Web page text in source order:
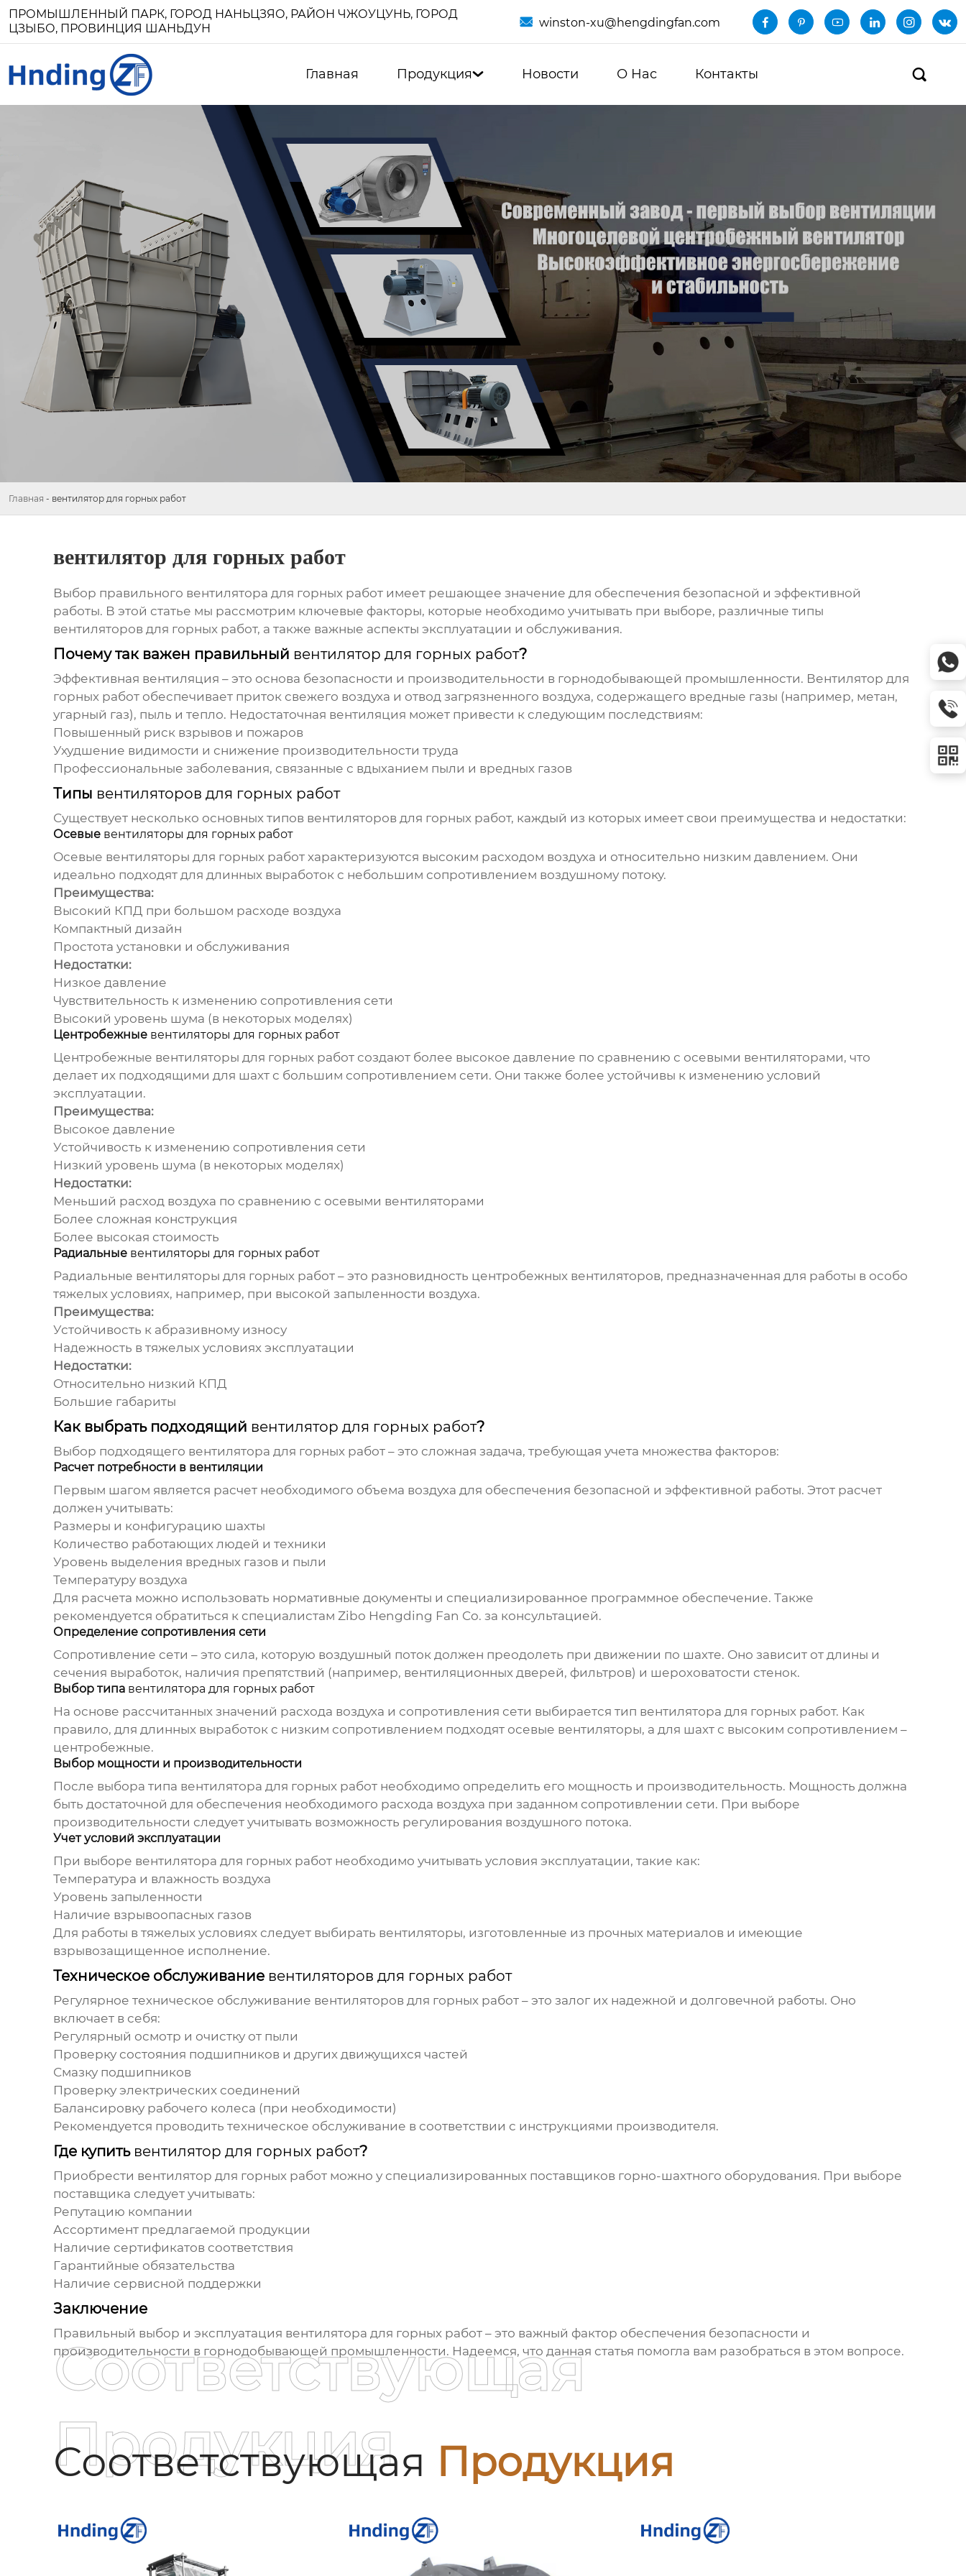
ПРОМЫШЛЕННЫЙ ПАРК, ГОРОД НАНЬЦЗЯО, РАЙОН ЧЖОУЦУНЬ, ГОРОД
ЦЗЫБО, ПРОВИНЦИЯ ШАНЬДУН
 winston-xu@hengdingfan.com      
Главная Продукция Новости О Нас Контакты 
Главная - вентилятор для горных работ
вентилятор для горных работ
Выбор правильного вентилятора для горных работимеет решающее значение для обеспечения безопасной и эффективной
работы. В этой статье мы рассмотрим ключевые факторы, которые необходимо учитывать при выборе, различные типы
вентиляторов для горных работ, а также важные аспекты эксплуатации и обслуживания.
Почему так важен правильный вентилятор для горных работ?
Эффективная вентиляция – это основа безопасности и производительности в горнодобывающей промышленности. Вентилятор для
горных работобеспечивает приток свежего воздуха и отвод загрязненного воздуха, содержащего вредные газы (например, метан,
угарный газ), пыль и тепло. Недостаточная вентиляция может привести к следующим последствиям:
Повышенный риск взрывов и пожаров
Ухудшение видимости и снижение производительности труда
Профессиональные заболевания, связанные с вдыханием пыли и вредных газов
Типы вентиляторов для горных работ
Существует несколько основных типов вентиляторов для горных работ, каждый из которых имеет свои преимущества и недостатки:
Осевые вентиляторы для горных работ
Осевые вентиляторы для горных работхарактеризуются высоким расходом воздуха и относительно низким давлением. Они
идеально подходят для длинных выработок с небольшим сопротивлением воздушному потоку.
Преимущества:
Высокий КПД при большом расходе воздуха
Компактный дизайн
Простота установки и обслуживания
Недостатки:
Низкое давление
Чувствительность к изменению сопротивления сети
Высокий уровень шума (в некоторых моделях)
Центробежные вентиляторы для горных работ
Центробежные вентиляторы для горных работсоздают более высокое давление по сравнению с осевыми вентиляторами, что
делает их подходящими для шахт с большим сопротивлением сети. Они также более устойчивы к изменению условий
эксплуатации.
Преимущества:
Высокое давление
Устойчивость к изменению сопротивления сети
Низкий уровень шума (в некоторых моделях)
Недостатки:
Меньший расход воздуха по сравнению с осевыми вентиляторами
Более сложная конструкция
Более высокая стоимость
Радиальные вентиляторы для горных работ
Радиальные вентиляторы для горных работ– это разновидность центробежных вентиляторов, предназначенная для работы в особо
тяжелых условиях, например, при высокой запыленности воздуха.
Преимущества:
Устойчивость к абразивному износу
Надежность в тяжелых условиях эксплуатации
Недостатки:
Относительно низкий КПД
Большие габариты
Как выбрать подходящий вентилятор для горных работ?
Выбор подходящего вентилятора для горных работ– это сложная задача, требующая учета множества факторов:
Расчет потребности в вентиляции
Первым шагом является расчет необходимого объема воздуха для обеспечения безопасной и эффективной работы. Этот расчет
должен учитывать:
Размеры и конфигурацию шахты
Количество работающих людей и техники
Уровень выделения вредных газов и пыли
Температуру воздуха
Для расчета можно использовать нормативные документы и специализированное программное обеспечение. Также
рекомендуется обратиться к специалистам Zibo Hengding Fan Co. за консультацией.
Определение сопротивления сети
Сопротивление сети – это сила, которую воздушный поток должен преодолеть при движении по шахте. Оно зависит от длины и
сечения выработок, наличия препятствий (например, вентиляционных дверей, фильтров) и шероховатости стенок.
Выбор типа вентилятора для горных работ
На основе рассчитанных значений расхода воздуха и сопротивления сети выбирается тип вентилятора для горных работ. Как
правило, для длинных выработок с низким сопротивлением подходят осевые вентиляторы, а для шахт с высоким сопротивлением –
центробежные.
Выбор мощности и производительности
После выбора типа вентилятора для горных работнеобходимо определить его мощность и производительность. Мощность должна
быть достаточной для обеспечения необходимого расхода воздуха при заданном сопротивлении сети. При выборе
производительности следует учитывать возможность регулирования воздушного потока.
Учет условий эксплуатации
При выборе вентилятора для горных работнеобходимо учитывать условия эксплуатации, такие как:
Температура и влажность воздуха
Уровень запыленности
Наличие взрывоопасных газов
Для работы в тяжелых условиях следует выбирать вентиляторы, изготовленные из прочных материалов и имеющие
взрывозащищенное исполнение.
Техническое обслуживание вентиляторов для горных работ
Регулярное техническое обслуживание вентиляторов для горных работ– это залог их надежной и долговечной работы. Оно
включает в себя:
Регулярный осмотр и очистку от пыли
Проверку состояния подшипников и других движущихся частей
Смазку подшипников
Проверку электрических соединений
Балансировку рабочего колеса (при необходимости)
Рекомендуется проводить техническое обслуживание в соответствии с инструкциями производителя.
Где купить вентилятор для горных работ?
Приобрести вентилятор для горных работможно у специализированных поставщиков горно-шахтного оборудования. При выборе
поставщика следует учитывать:
Репутацию компании
Ассортимент предлагаемой продукции
Наличие сертификатов соответствия
Гарантийные обязательства
Наличие сервисной поддержки
Заключение
Правильный выбор и эксплуатация вентилятора для горных работ– это важный фактор обеспечения безопасности и
производительности в горнодобывающей промышленности. Надеемся, что данная статья помогла вам разобраться в этом вопросе.
Соответствующая Продукция
Соответствующая
Продукция